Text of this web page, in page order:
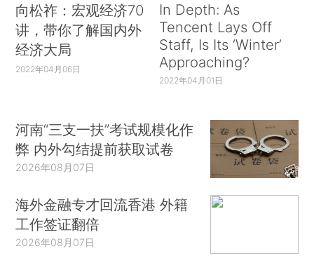
向松祚：宏观经济70
讲，带你了解国内外
经济大局
2022年04月06日
In Depth: As
Tencent Lays Off
Staff, Is Its ‘Winter’
Approaching?
2022年04月01日
河南“三支一扶”考试规模化作
弊 内外勾结提前获取试卷
2026年08月07日
海外金融专才回流香港 外籍
工作签证翻倍
2026年08月07日